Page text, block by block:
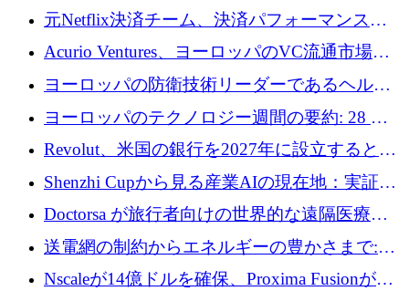
適化プラットフォームを拡張するために 600
万ユーロを調達
元Netflix決済チーム、決済パフォーマンスプ
ラットフォームNopanのためにこれまでに720
万ユーロを調達
Acurio Ventures、ヨーロッパのVC流通市場の
流動性を解放するために1億1,500万ユーロの
ファンドを立ち上げる
ヨーロッパの防衛技術リーダーであるヘルシ
ングは、180億ドルの評価額で18億ドルのシリ
ヨーロッパのテクノロジー週間の要約: 28 億
ユーロを超える 70 以上のテクノロジー資金調
Revolut、米国の銀行を2027年に設立すると米
国の社長が語る
Shenzhi Cupから見る産業AIの現在地：実証と
産業実装への道筋
Doctorsa が旅行者向けの世界的な遠隔医療プ
ラットフォームを拡大するために 100 万ユー
ロを調達
送電網の制約からエネルギーの豊かさまで:
Envision の Gobi X がヨーロッパの AI の未来
Nscaleが14億ドルを確保、Proxima Fusionが4